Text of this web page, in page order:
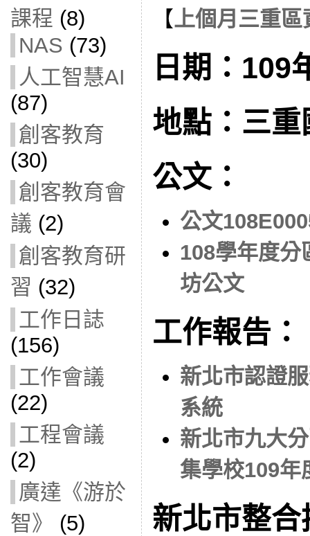
課程 (8)
NAS (73)
人工智慧AI
(87)
創客教育
(30)
創客教育會
議 (2)
創客教育研
習 (32)
工作日誌
(156)
工作會議
(22)
工程會議
(2)
廣達《游於
智》
(5)
【上個月三重
日期：109
地點：三重
公文：
公文
108學年度分
坊公文
工作報告：
新北市認證
系統
新北市九大
集學校109年
新北市整合